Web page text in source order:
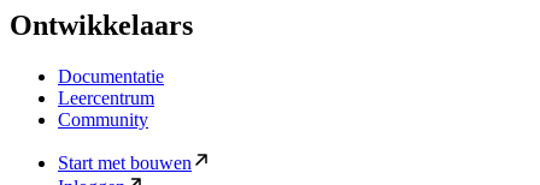
Ontwikkelaars
Documentatie
Leercentrum
Community
Start met bouwen